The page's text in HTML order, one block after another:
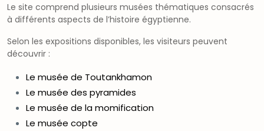
Le site comprend plusieurs musées thématiques consacrés
à différents aspects de l’histoire égyptienne.
Selon les expositions disponibles, les visiteurs peuvent
découvrir :
Le musée de Toutankhamon
Le musée des pyramides
Le musée de la momification
Le musée copte